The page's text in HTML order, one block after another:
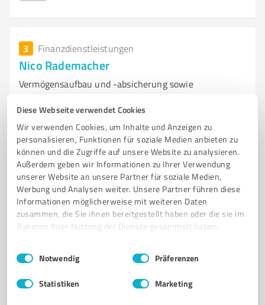
Diese Webseite verwendet Cookies
Wir verwenden Cookies, um Inhalte und Anzeigen zu
personalisieren, Funktionen für soziale Medien anbieten zu
können und die Zugriffe auf unsere Website zu analysieren.
Außerdem geben wir Informationen zu Ihrer Verwendung
unserer Website an unsere Partner für soziale Medien,
Werbung und Analysen weiter. Unsere Partner führen diese
Informationen möglicherweise mit weiteren Daten
zusammen, die Sie ihnen bereitgestellt haben oder die sie im
Rahmen Ihrer Nutzung der Dienste gesammelt haben.
Impressum Datenschutzbestimmungen
Einwilligungsauswahl
Notwendig Präferenzen
Statistiken Marketing
3 Finanzdienstleistungen
Nico Rademacher
Vermögensaufbau und -absicherung sowie
PRIVATE KRANKENVERSICHERUNG
BETRIEBLICHE SOWIE PRIVATE ALTERSVORSORGE
Im Naabtalpark 54, 93133 Burglengenfeld
Tel. +49 1759877903
Nico.Rademacher@telis-finanz.de
dieprofiberater.de
Nicht bewertet